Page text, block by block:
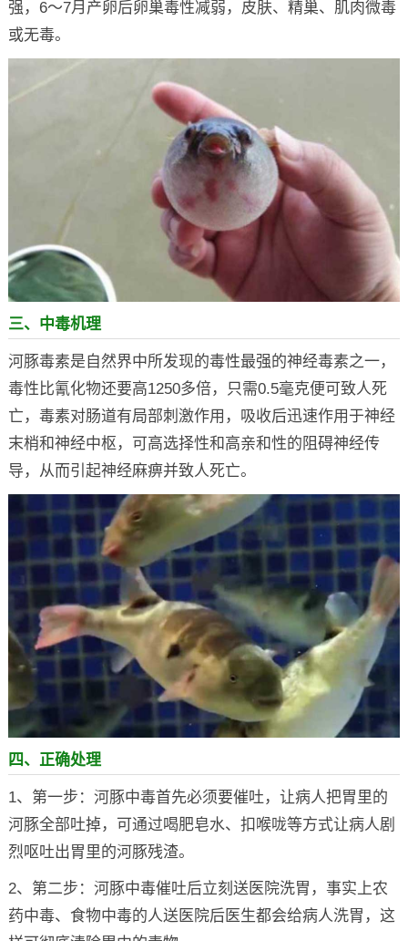
强，6～7月产卵后卵巢毒性减弱，皮肤、精巢、肌肉微毒
或无毒。
三、中毒机理
河豚毒素是自然界中所发现的毒性最强的神经毒素之一，
毒性比氰化物还要高1250多倍，只需0.5毫克便可致人死
亡，毒素对肠道有局部刺激作用，吸收后迅速作用于神经
末梢和神经中枢，可高选择性和高亲和性的阻碍神经传
导，从而引起神经麻痹并致人死亡。
四、正确处理
1、第一步：河豚中毒首先必须要催吐，让病人把胃里的
河豚全部吐掉，可通过喝肥皂水、扣喉咙等方式让病人剧
烈呕吐出胃里的河豚残渣。
2、第二步：河豚中毒催吐后立刻送医院洗胃，事实上农
药中毒、食物中毒的人送医院后医生都会给病人洗胃，这